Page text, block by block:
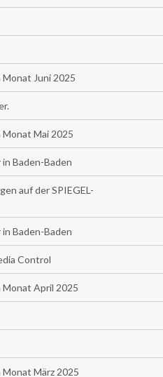
Juni 2025
Mai 2025
Baden-Baden
auf der SPIEGEL-
Baden-Baden
Control
April 2025
März 2025